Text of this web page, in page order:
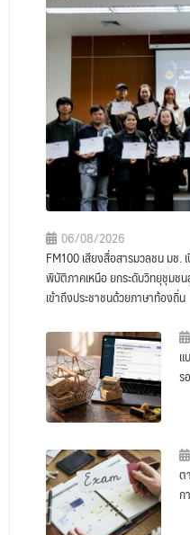
06/08/2026
FM100 เสียงสื่อสารมวลชน มช.
พิบัติภาคเหนือ ยกระดับวิทยุชุมช
เข้าถึงประชาชนด้วยภาษาท้องถิ่น
แ
ร
ต
ก